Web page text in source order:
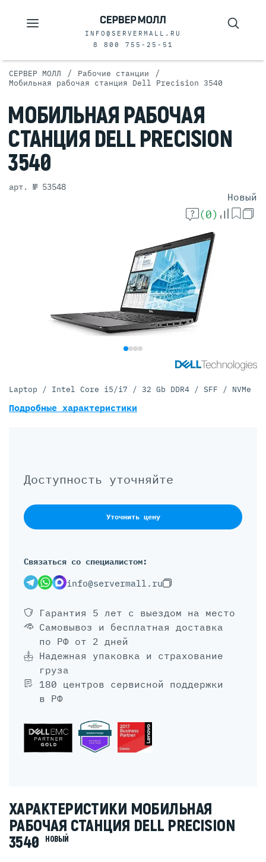
INFO@SERVERMALL.RU
8 800 755-25-51
СЕРВЕР МОЛЛ / Рабочие станции /
Мобильная рабочая станция Dell Precision 3540
МОБИЛЬНАЯ РАБОЧАЯ
СТАНЦИЯ DELL PRECISION
3540
арт. № 53548
Новый
(0)
Доступность уточняйте
Уточнить цену
Связаться со специалистом:
info@servermall.ru
Гарантия 5 лет с выездом на место
Самовывоз и бесплатная доставка
по РФ от 2 дней
Надежная упаковка и страхование
груза
180 центров сервисной поддержки
в РФ
Laptop / Intel Core i5/i7 / 32 Gb DDR4 / SFF / NVMe
Подробные характеристики
ХАРАКТЕРИСТИКИ МОБИЛЬНАЯ
РАБОЧАЯ СТАНЦИЯ DELL PRECISION
3540
НОВЫЙ